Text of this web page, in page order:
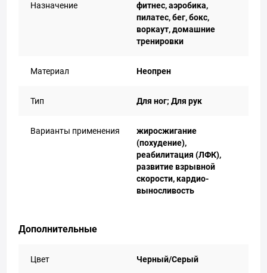
Назначение
фитнес, аэробика,
пилатес, бег, бокс,
воркаут, домашние
тренировки
Материал Неопрен
Тип Для ног; Для рук
Варианты применения
жиросжигание
(похудение),
реабилитация (ЛФК),
развитие взрывной
скорости, кардио-
выносливость
Дополнительные
Цвет Черный/Серый